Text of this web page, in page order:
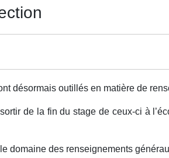
désormais outillés en matière de
de la fin du stage de ceux-ci à
domaine des renseignements